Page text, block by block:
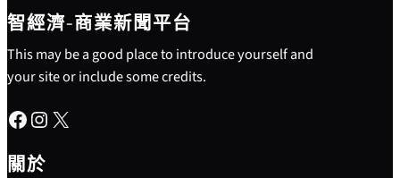
智經濟-商業新聞平台
This may be a good place to introduce yourself and
your site or include some credits.
Facebook Instagram X
關於